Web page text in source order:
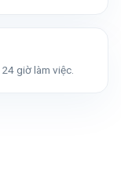
giờ làm việc.